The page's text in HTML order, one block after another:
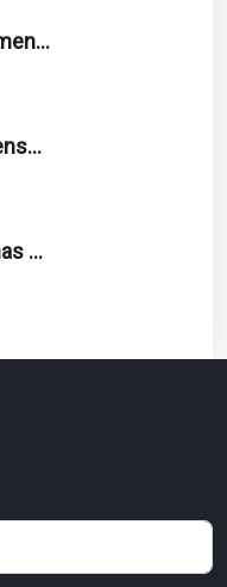
¿Por Qué Implementar La Metodología Inbound Marketing En Tu Empresa?
El Video. Indispensable En Tu Estrategia De Contenidos.
Diseño De Páginas Web. Esto Debe Tener Un Sitio Exitoso.